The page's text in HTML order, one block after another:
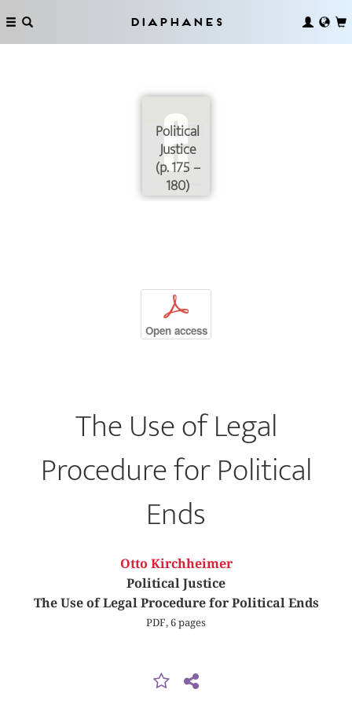
Diaphanes
Political
Justice
(p. 175 –
180)
p
Open access
The Use of Legal
Procedure for Political
Ends
Otto Kirchheimer
Political Justice
The Use of Legal Procedure for Political Ends
PDF, 6 pages